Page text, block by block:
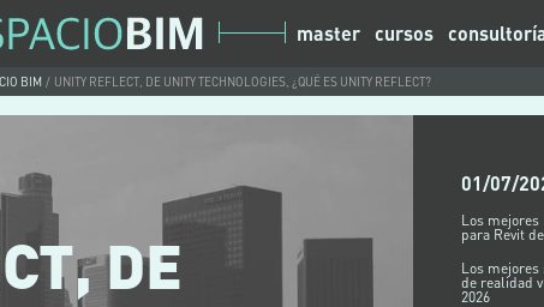
BIM UNITY REFLECT, DE UNITY TECHNOLOGIES, ¿QUÉ ES UNITY REFLECT?
master cursos
DE
01/07/
Los
para Revit
Los mejores
de realidad
2026